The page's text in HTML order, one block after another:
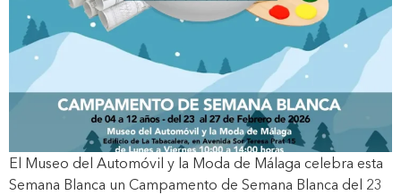
El Museo del Automóvil y la Moda de Málaga celebra esta
Semana Blanca un Campamento de Semana Blanca del 23